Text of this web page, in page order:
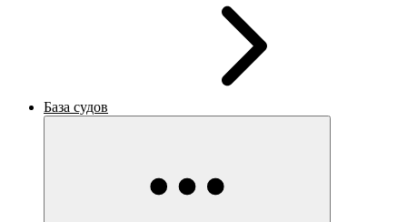
База судов